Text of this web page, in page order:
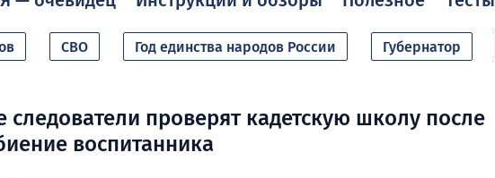
СВО Год единства народов России Губернатор
следователи проверят кадетскую школу после
воспитанника